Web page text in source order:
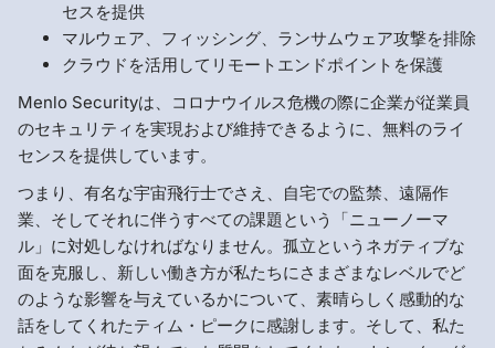
セスを提供
マルウェア、フィッシング、ランサムウェア攻撃を排除
クラウドを活用してリモートエンドポイントを保護
Menlo Securityは、コロナウイルス危機の際に企業が従業員
のセキュリティを実現および維持できるように、無料のライ
センスを提供しています。
つまり、有名な宇宙飛行士でさえ、自宅での監禁、遠隔作
業、そしてそれに伴うすべての課題という「ニューノーマ
ル」に対処しなければなりません。孤立というネガティブな
面を克服し、新しい働き方が私たちにさまざまなレベルでど
のような影響を与えているかについて、素晴らしく感動的な
話をしてくれたティム・ピークに感謝します。そして、私た